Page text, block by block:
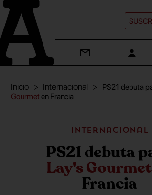
Inicio Internacional PS21 debuta
Gourmet en Francia
Internacional
PS21 debuta
Lay's Gourmet
Francia